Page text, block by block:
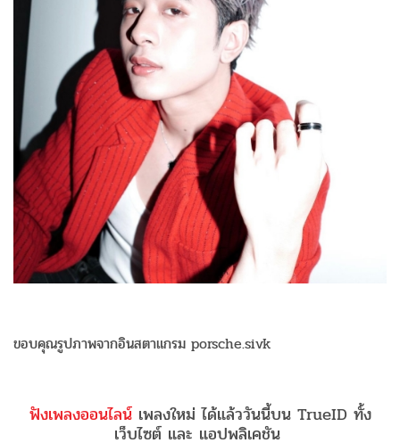
ขอบคุณรูปภาพจากอินสตาแกรม porsche.sivk
ฟังเพลงออนไลน์เพลงใหม่ ได้แล้ววันนี้บน TrueID ทั้ง
เว็บไซต์ และ แอปพลิเคชัน